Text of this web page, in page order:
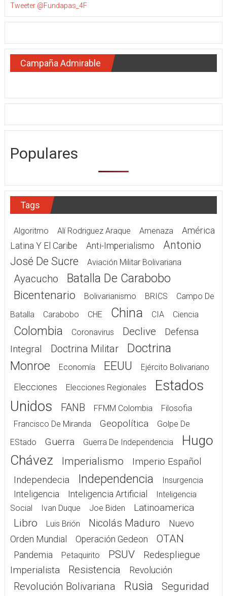
Tweeter @Fundapas_4F
Campaña Admirable
Populares
Tags
Algoritmo Alí Rodriguez Araque Amenaza
América
Latina Y El Caribe
Anti-Imperialismo
Antonio
José De Sucre
Aviación Militar Bolivariana
Ayacucho Batalla De Carabobo
Bicentenario Bolivarianismo BRICS
Campo De
Batalla
Carabobo CHE China CIA Ciencia
Colombia Coronavirus Declive
Defensa
Integral
Doctrina Militar
Doctrina
Monroe
Economía EEUU Ejército Bolivariano
Elecciones Elecciones Regionales
Estados
Unidos
FANB FFMM Colombia
Filosofia
Francisco De Miranda
Geopolítica
Golpe De
EStado
Guerra Guerra De Independencia
Hugo
Chávez
Imperialismo
Imperio Español
Independecia
Independencia Insurgencia
Inteligencia Inteligencia Artificial
Inteligencia
Social
Ivan Duque Joe Biden Latinoamerica
Libro Luis Brión Nicolás Maduro
Nuevo
Orden Mundial
Operación Gedeon OTAN
Pandemia Petaquirito PSUV
Redespliegue
Imperialista
Resistencia Revolución
Revolución Bolivariana Rusia
Seguridad